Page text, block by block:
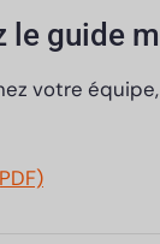
le guide
votre